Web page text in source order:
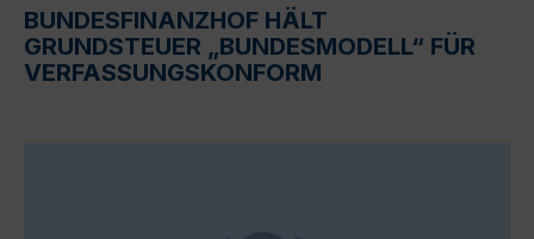
BUNDESFINANZHOF HÄLT
GRUNDSTEUER „BUNDESMODELL“ FÜR
VERFASSUNGSKONFORM